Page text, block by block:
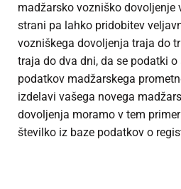
madžarsko vozniško dovoljenje
strani pa lahko pridobitev
vozniškega dovoljenja traja do
traja do dva dni, da se podatki
podatkov madžarskega
izdelavi vašega novega
dovoljenja moramo v tem
številko iz baze podatkov o